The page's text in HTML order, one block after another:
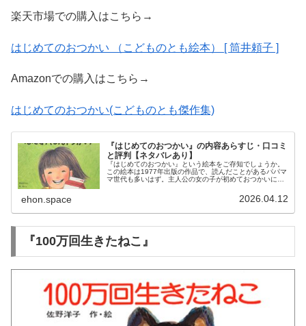
楽天市場での購入はこちら→
はじめてのおつかい （こどものとも絵本） [ 筒井頼子 ]
Amazonでの購入はこちら→
はじめてのおつかい(こどものとも傑作集)
『はじめてのおつかい』の内容あらすじ・口コミ
と評判【ネタバレあり】
『はじめてのおつかい』という絵本をご存知でしょうか。
この絵本は1977年出版の作品で、読んだことがあるパパマ
マ世代も多いはず。主人公の女の子が初めておつかいに行
ehon.space 2026.04.12
『100万回生きたねこ』